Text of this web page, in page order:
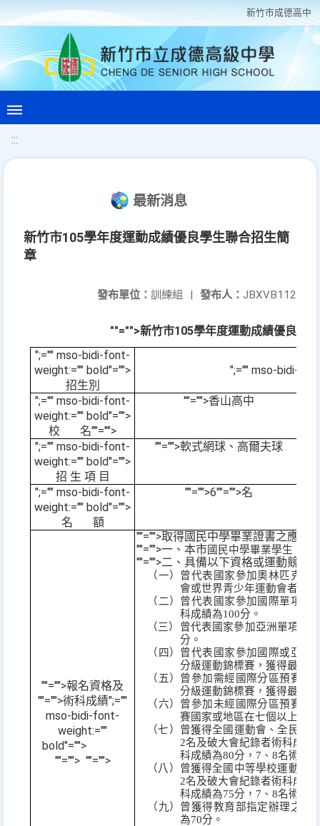
新竹巿成德高中
:::
最新消息
新竹市105學年度運動成績優良學生聯合招生簡
章
發布人： JBXVB112
發布單位： 訓練組 |
""="">新竹市105學年度運動成績優良學
";="" mso-bidi-font-
weight:="" bold"="">
招生別
";="" mso-bidi-
";="" mso-bidi-font-
weight:="" bold"="">
校
名""="">
""="">香山高中
";="" mso-bidi-font-
weight:="" bold"="">
招 生 項 目
""="">軟式網球、高爾夫球
";="" mso-bidi-font-
weight:="" bold"="">
名
額
""="">6""="">名
""="">報名資格及
""="">術科成績";=""
mso-bidi-font-
weight:=""
bold"="">
""=""> ""="">
""="">取得國民中學畢業證書之應屆
""="">一、本市國民中學畢業學生。
""="">二、具備以下資格或運動競賽
（一）曾代表國家參加奧林匹克
會或世界青少年運動會者；
（二）曾代表國家參加國際單項
科成績為100分。
（三）曾代表國家參加亞洲單項運
分。
（四）曾代表國家參加國際或亞
分級運動錦標賽，獲得最優
（五）曾參加需經國際分區預賽
分級運動錦標賽，獲得最優
（六）曾參加未經國際分區預賽
賽國家或地區在七個以上，
（七）曾獲得全國運動會、全民運
2名及破大會紀錄者術科成績
科成績為80分， 7 、 8名術科
（八）曾獲得全國中等學校運動會
2名及破大會紀錄者術科成績
科成績為75分， 7 、 8名術科
（九）曾獲得教育部指定辦理之
為70分。